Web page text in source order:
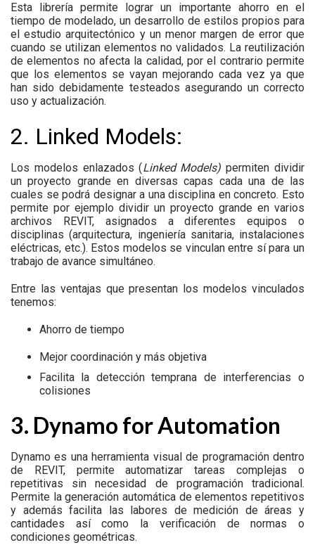
Esta librería permite lograr un importante ahorro en el
tiempo de modelado, un desarrollo de estilos propios para
el estudio arquitectónico y un menor margen de error que
cuando se utilizan elementos no validados. La reutilización
de elementos no afecta la calidad, por el contrario permite
que los elementos se vayan mejorando cada vez ya que
han sido debidamente testeados asegurando un correcto
uso y actualización.
2. Linked Models:
Los modelos enlazados (Linked Models)permiten dividir
un proyecto grande en diversas capas cada una de las
cuales se podrá designar a una disciplina en concreto. Esto
permite por ejemplo dividir un proyecto grande en varios
archivos REVIT, asignados a diferentes equipos o
disciplinas (arquitectura, ingeniería sanitaria, instalaciones
eléctricas, etc.). Estos modelos se vinculan entre sí para un
trabajo de avance simultáneo.
Entre las ventajas que presentan los modelos vinculados
tenemos:
Ahorro de tiempo
Mejor coordinación y más objetiva
Facilita la detección temprana de interferencias o
colisiones
3. Dynamo for Automation
Dynamo es una herramienta visual de programación dentro
de REVIT, permite automatizar tareas complejas o
repetitivas sin necesidad de programación tradicional.
Permite la generación automática de elementos repetitivos
y además facilita las labores de medición de áreas y
cantidades así como la verificación de normas o
condiciones geométricas.